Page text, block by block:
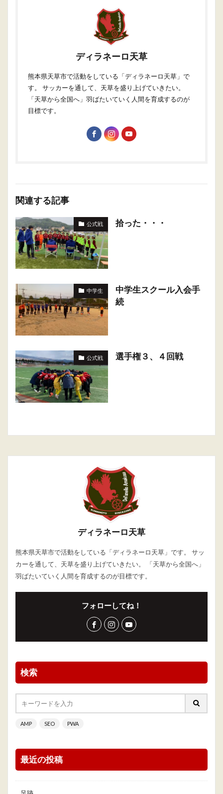
ディラネーロ天草
熊本県天草市で活動をしている「ディラネーロ天草」で
す。 サッカーを通して、天草を盛り上げていきたい。
「天草から全国へ」羽ばたいていく人間を育成するのが
目標です。
関連する記事
公式戦 拾った・・・
中学生
中学生スクール入会手
続
公式戦 選手権３、４回戦
ディラネーロ天草
熊本県天草市で活動をしている「ディラネーロ天草」です。 サッ
カーを通して、天草を盛り上げていきたい。 「天草から全国へ」
羽ばたいていく人間を育成するのが目標です。
フォローしてね！
検索
AMP SEO PWA
最近の投稿